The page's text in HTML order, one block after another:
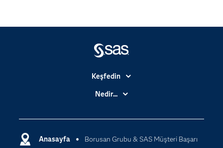
Anasayfa
Borusan Grubu & SAS Müşteri Başarı
Keşfedin
Basın Bültenleri
Dene/ Satın Al
Destek & Hizmetler
Nedir...
Veri Bilimi